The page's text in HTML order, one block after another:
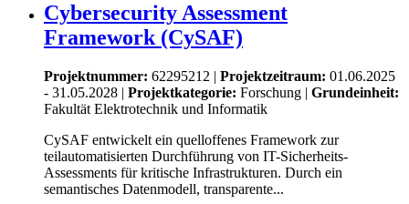
Cybersecurity Assessment
Framework (CySAF)
Projektnummer: 62295212 | Projektzeitraum: 01.06.2025
- 31.05.2028 | Projektkategorie: Forschung | Grundeinheit:
Fakultät Elektrotechnik und Informatik
CySAF entwickelt ein quelloffenes Framework zur
teilautomatisierten Durchführung von IT-Sicherheits-
Assessments für kritische Infrastrukturen. Durch ein
semantisches Datenmodell, transparente...